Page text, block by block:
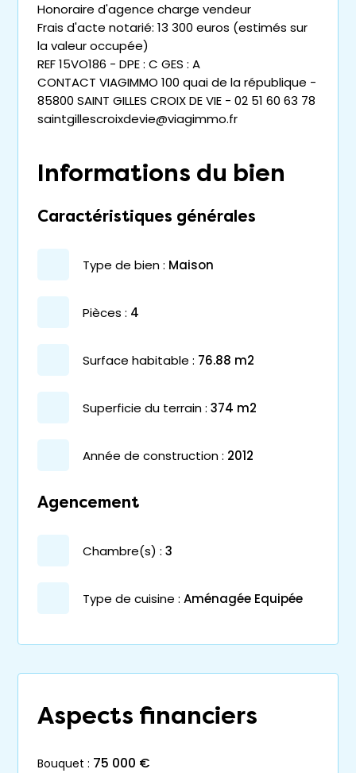
Honoraire d'agence charge vendeur
Frais d'acte notarié: 13 300 euros (estimés sur
la valeur occupée)
REF 15VO186 - DPE : C GES : A
CONTACT VIAGIMMO 100 quai de la république -
85800 SAINT GILLES CROIX DE VIE - 02 51 60 63 78
saintgillescroixdevie@viagimmo.fr
Informations du bien
Caractéristiques générales
type de bien : maison
pièces : 4
surface habitable : 76.88 m2
superficie du terrain : 374 m2
année de construction : 2012
Agencement
chambre(s) : 3
Type de cuisine : Aménagée Equipée
Aspects financiers
bouquet : 75 000 €